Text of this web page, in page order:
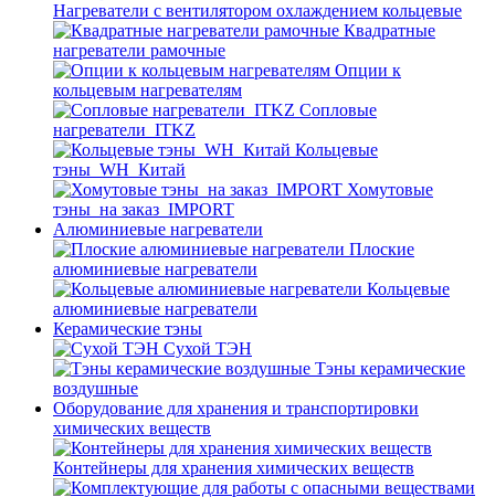
Нагреватели с вентилятором охлаждением кольцевые
Квадратные
нагреватели рамочные
Опции к
кольцевым нагревателям
Cопловые
нагреватели_ITKZ
Кольцевые
тэны_WH_Китай
Хомутовые
тэны_на заказ_IMPORT
Алюминиевые нагреватели
Плоские
алюминиевые нагреватели
Кольцевые
алюминиевые нагреватели
Керамические тэны
Сухой ТЭН
Тэны керамические
воздушные
Оборудование для хранения и транспортировки
химических веществ
Контейнеры для хранения химических веществ